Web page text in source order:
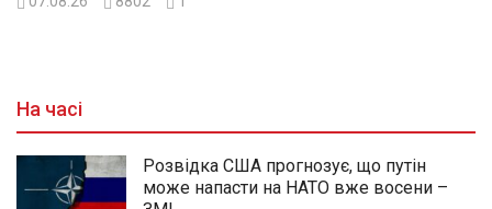
На часі
Розвідка США прогнозує, що путін
може напасти на НАТО вже восени –